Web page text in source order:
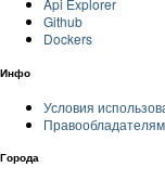
Api Explorer
Github
Dockers
Инфо
Условия
Правообладателям
Города